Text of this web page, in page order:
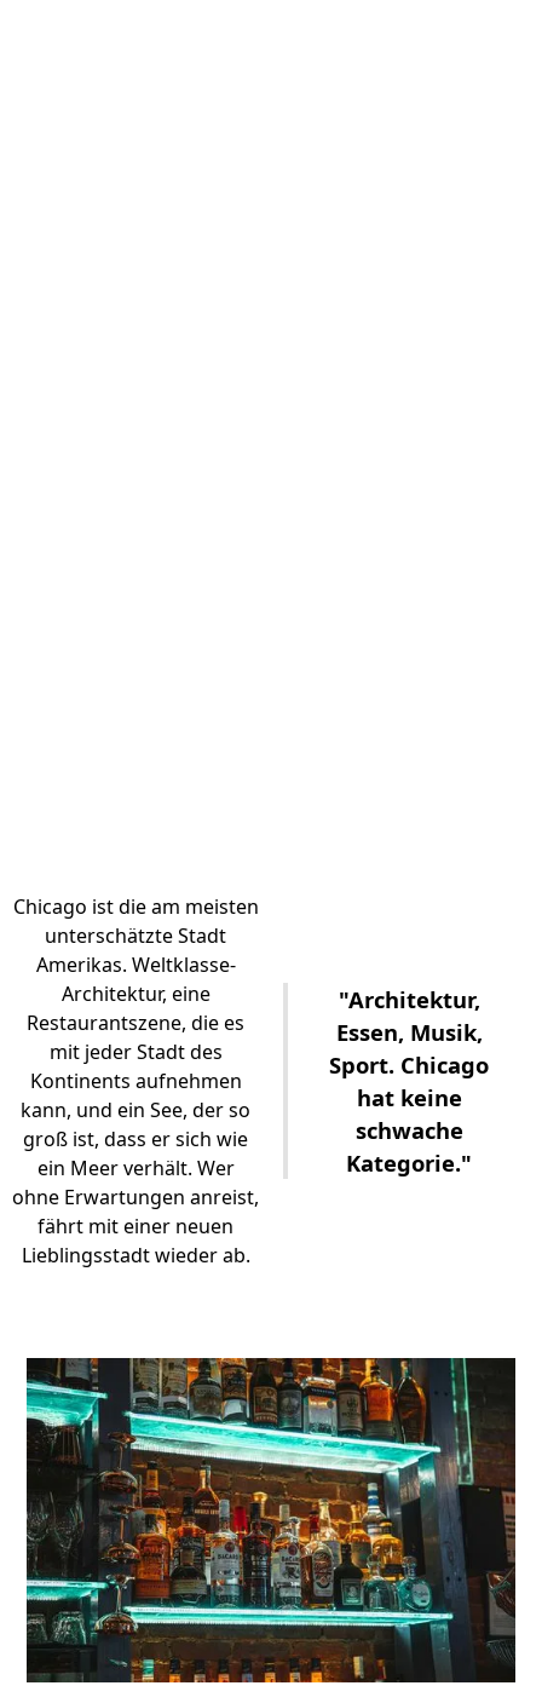
Chicago ist die am meisten
unterschätzte Stadt
Amerikas. Weltklasse-
Architektur, eine
Restaurantszene, die es
mit jeder Stadt des
Kontinents aufnehmen
kann, und ein See, der so
groß ist, dass er sich wie
ein Meer verhält. Wer
ohne Erwartungen anreist,
fährt mit einer neuen
Lieblingsstadt wieder ab.
"Architektur,
Essen, Musik,
Sport. Chicago
hat keine
schwache
Kategorie."